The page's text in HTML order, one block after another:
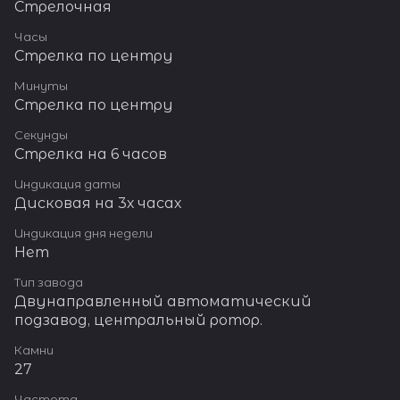
Стрелочная
Часы
Стрелка по центру
Минуты
Стрелка по центру
Секунды
Стрелка на 6 часов
Индикация даты
Дисковая на 3х часах
Индикация дня недели
Нет
Тип завода
Двунаправленный автоматический
подзавод, центральный ротор.
Камни
27